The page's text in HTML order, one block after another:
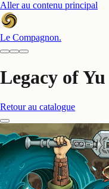
Aller au contenu principal
Le Compagnon.
Legacy of Yu
Retour au catalogue